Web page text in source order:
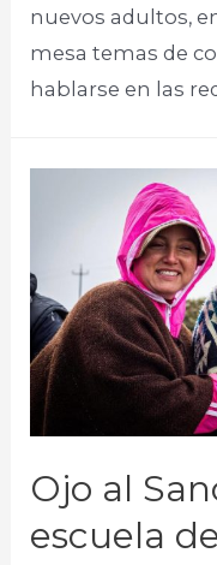
nuevos adultos,
mesa temas de
hablarse en las
Ojo al
escuela